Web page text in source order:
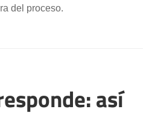
del proceso.
así